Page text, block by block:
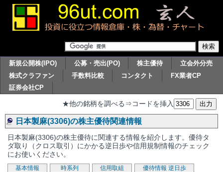
新規公開株(IPO) 公募・売出(PO) 株主優待
立会外分売
株式クラファン
手数料比較 コンタクト
FX業者CP
証券会社CP
★他の銘柄を調べる⇒コードを挿入
日本製麻(3306)の株主優待関連情報
日本製麻(3306)の株主優待に関連する情報を紹介します。優待タ
ダ取り（クロス取引）にかかる逆日歩や信用規制情報のチェック
にお使いください。
基本情報 時系列 信用取組 優待情報 逆日歩